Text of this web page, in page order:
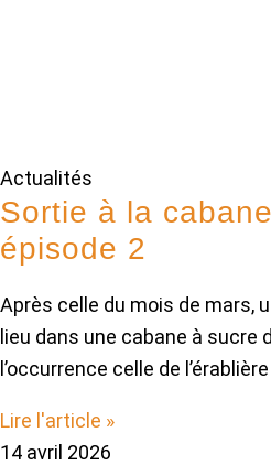
Actualités
Sortie à la
épisode 2
Après celle du mois de mars,
lieu dans une cabane à sucre
l’occurrence celle de l’érablière
Lire l'article »
14 avril 2026